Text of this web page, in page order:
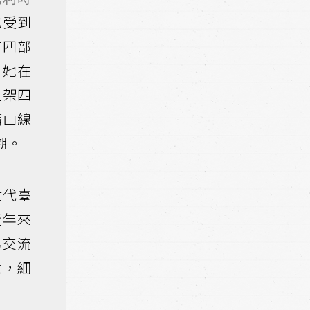
到
部
在
四
線
臺
來
流
細